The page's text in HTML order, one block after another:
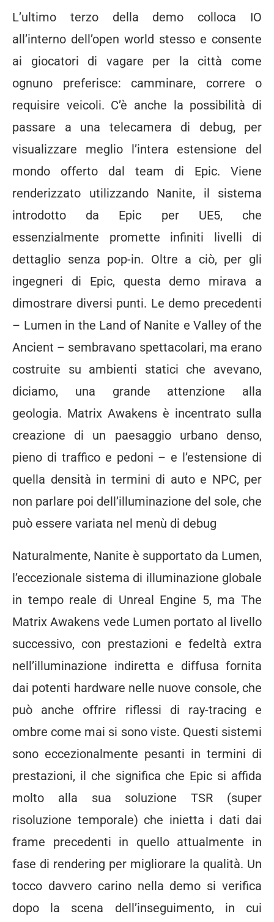
L’ultimo terzo della demo colloca IO
all’interno dell’open world stesso e consente
ai giocatori di vagare per la città come
ognuno preferisce: camminare, correre o
requisire veicoli. C’è anche la possibilità di
passare a una telecamera di debug, per
visualizzare meglio l’intera estensione del
mondo offerto dal team di Epic. Viene
renderizzato utilizzando Nanite, il sistema
introdotto da Epic per UE5, che
essenzialmente promette infiniti livelli di
dettaglio senza pop-in. Oltre a ciò, per gli
ingegneri di Epic, questa demo mirava a
dimostrare diversi punti. Le demo precedenti
– Lumen in the Land of Nanite e Valley of the
Ancient – sembravano spettacolari, ma erano
costruite su ambienti statici che avevano,
diciamo, una grande attenzione alla
geologia. Matrix Awakens è incentrato sulla
creazione di un paesaggio urbano denso,
pieno di traffico e pedoni – e l’estensione di
quella densità in termini di auto e NPC, per
non parlare poi dell’illuminazione del sole, che
può essere variata nel menù di debug
Naturalmente, Nanite è supportato da Lumen,
l’eccezionale sistema di illuminazione globale
in tempo reale di Unreal Engine 5, ma The
Matrix Awakens vede Lumen portato al livello
successivo, con prestazioni e fedeltà extra
nell’illuminazione indiretta e diffusa fornita
dai potenti hardware nelle nuove console, che
può anche offrire riflessi di ray-tracing e
ombre come mai si sono viste. Questi sistemi
sono eccezionalmente pesanti in termini di
prestazioni, il che significa che Epic si affida
molto alla sua soluzione TSR (super
risoluzione temporale) che inietta i dati dai
frame precedenti in quello attualmente in
fase di rendering per migliorare la qualità. Un
tocco davvero carino nella demo si verifica
dopo la scena dell’inseguimento, in cui